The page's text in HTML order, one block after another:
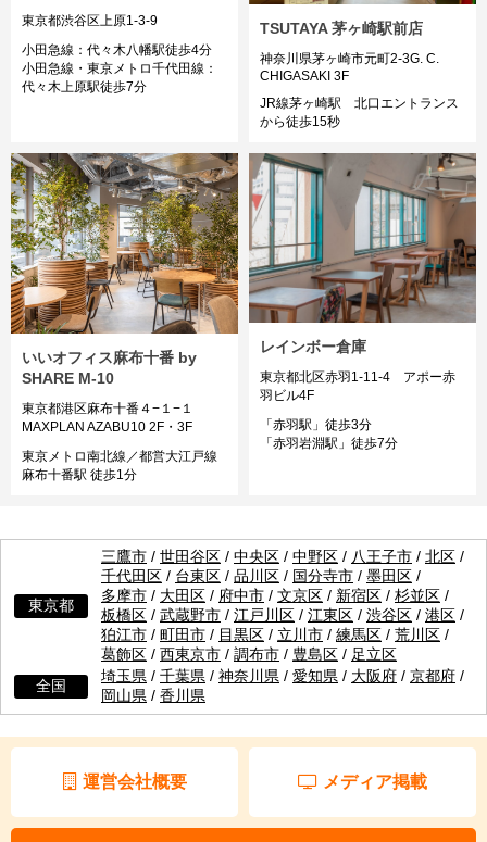
東京都渋谷区上原1-3-9
小田急線：代々木八幡駅徒歩4分
小田急線・東京メトロ千代田線：
代々木上原駅徒歩7分
TSUTAYA 茅ヶ崎駅前店
神奈川県茅ヶ崎市元町2-3G. C.
CHIGASAKI 3F
JR線茅ヶ崎駅 北口エントランス
から徒歩15秒
いいオフィス麻布十番 by
SHARE M-10
東京都港区麻布十番４−１−１
MAXPLAN AZABU10 2F・3F
東京メトロ南北線／都営大江戸線
麻布十番駅 徒歩1分
レインボー倉庫
東京都北区赤羽1-11-4 アポー赤
羽ビル4F
「赤羽駅」徒歩3分
「赤羽岩淵駅」徒歩7分
東京都
三鷹市 / 世田谷区 / 中央区 / 中野区 / 八王子市 / 北区 /
千代田区 / 台東区 / 品川区 / 国分寺市 / 墨田区 /
多摩市 / 大田区 / 府中市 / 文京区 / 新宿区 / 杉並区 /
板橋区 / 武蔵野市 / 江戸川区 / 江東区 / 渋谷区 / 港区 /
狛江市 / 町田市 / 目黒区 / 立川市 / 練馬区 / 荒川区 /
葛飾区 / 西東京市 / 調布市 / 豊島区 / 足立区
全国
埼玉県 / 千葉県 / 神奈川県 / 愛知県 / 大阪府 / 京都府 /
岡山県 / 香川県
運営会社概要 メディア掲載